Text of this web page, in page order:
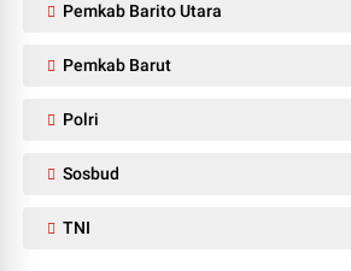
Pemkab Barito Utara
Pemkab Barut
Polri
Sosbud
TNI